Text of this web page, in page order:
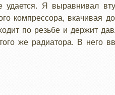
удается. Я выравнивал
компрессора, вкачивая
по резьбе и держит
же радиатора. В него